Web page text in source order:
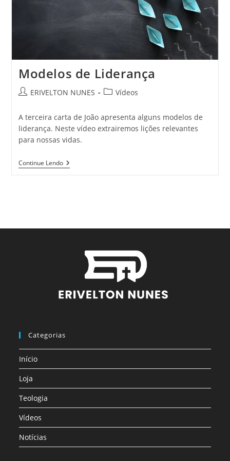
Modelos de Liderança
ERIVELTON NUNES Vídeos
A terceira carta de João apresenta alguns modelos de
liderança. Neste vídeo extrairemos lições relevantes
para nossas vidas.
Continue Lendo
Categorias
Início
Loja
Teologia
Vídeos
Notícias